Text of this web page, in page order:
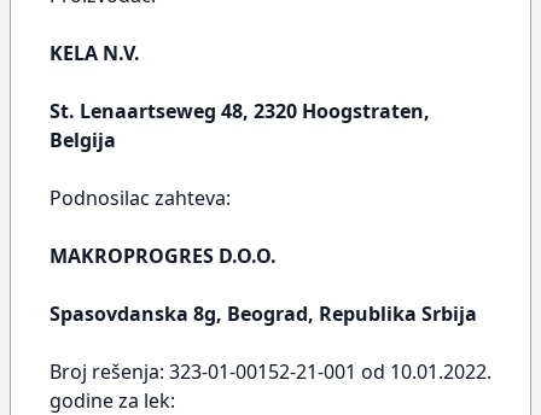
KELA N.V.
St. Lenaartseweg 48, 2320 Hoogstraten,
Belgija
Podnosilac zahteva:
MAKROPROGRES D.O.O.
Spasovdanska 8g, Beograd, Republika Srbija
Broj rešenja: 323-01-00152-21-001 od 10.01.2022.
godine za lek: